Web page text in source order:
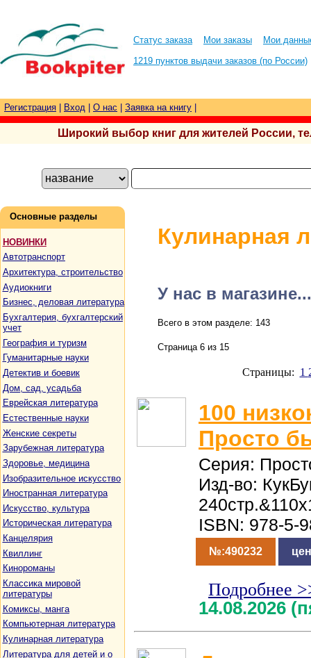
Статус заказа Мои заказы
Мои
1219 пунктов выдачи заказов (по России)
Регистрация Вход О нас Заявка на книгу
Широкий выбор книг для жителей России,
Основные разделы
НОВИНКИ
Автотранспорт
Архитектура, строительство
Аудиокниги
Бизнес, деловая литература
Бухгалтерия, бухгалтерский
учет
География и туризм
Гуманитарные науки
Детектив и боевик
Дом, сад, усадьба
Еврейская литература
Естественные науки
Женские секреты
Зарубежная литература
Здоровье, медицина
Изобразительное искусство
Иностранная литература
Искусство, культура
Историческая литература
Канцелярия
Квиллинг
Кинороманы
Классика мировой
литературы
Комиксы, манга
Компьютерная литература
Кулинарная литература
Литература для детей и о
Кулинарная
У нас в магазине...
Всего в этом разделе: 143
Страница 6 из 15
Страницы: 1
100
Просто
Серия:
Изд-во:
ISBN: 978-5-
№:490232
Подробнее
14.08.2026